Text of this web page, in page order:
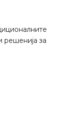
решенија за